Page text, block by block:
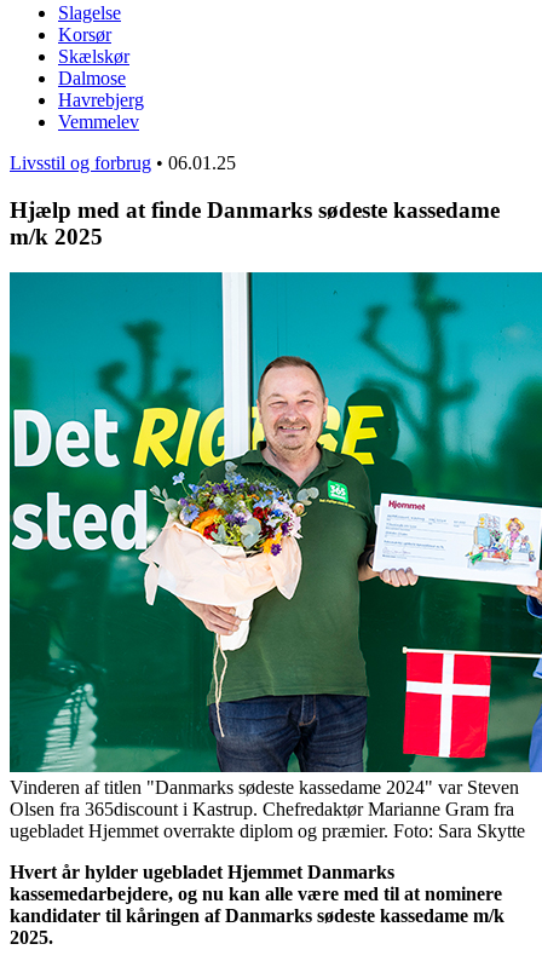
Slagelse
Korsør
Skælskør
Dalmose
Havrebjerg
Vemmelev
Livsstil og forbrug • 06.01.25
Hjælp med at finde Danmarks sødeste kassedame
m/k 2025
Vinderen af titlen "Danmarks sødeste kassedame 2024" var Steven
Olsen fra 365discount i Kastrup. Chefredaktør Marianne Gram fra
ugebladet Hjemmet overrakte diplom og præmier. Foto: Sara Skytte
Hvert år hylder ugebladet Hjemmet Danmarks
kassemedarbejdere, og nu kan alle være med til at nominere
kandidater til kåringen af Danmarks sødeste kassedame m/k
2025.